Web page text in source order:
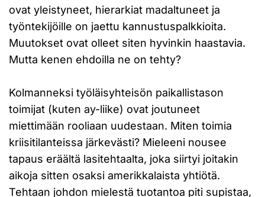
ovat yleistyneet, hierarkiat madaltuneet ja
työntekijöille on jaettu kannustuspalkkioita.
Muutokset ovat olleet siten hyvinkin haastavia.
Mutta kenen ehdoilla ne on tehty?
Kolmanneksi työläisyhteisön paikallistason
toimijat (kuten ay-liike) ovat joutuneet
miettimään rooliaan uudestaan. Miten toimia
kriisitilanteissa järkevästi? Mieleeni nousee
tapaus eräältä lasitehtaalta, joka siirtyi joitakin
aikoja sitten osaksi amerikkalaista yhtiötä.
Tehtaan johdon mielestä tuotantoa piti supistaa,